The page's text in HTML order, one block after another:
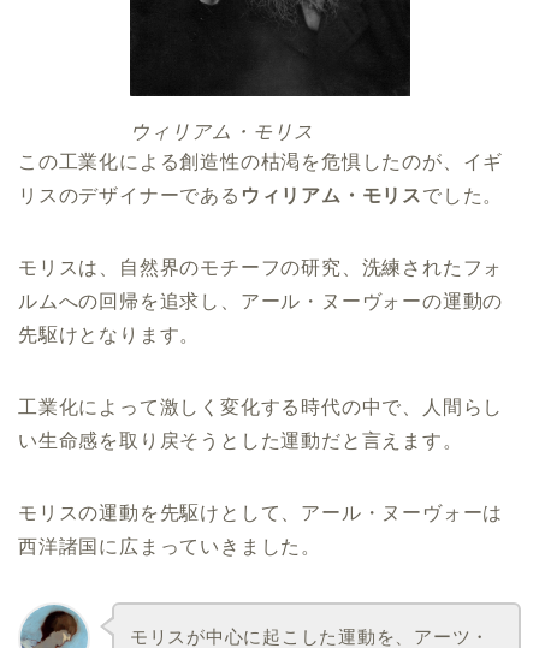
ウィリアム・モリス
この工業化による創造性の枯渇を危惧したのが、イギ
リスのデザイナーである ウィリアム・モリスでした。
モリスは、自然界のモチーフの研究、洗練されたフォ
ルムへの回帰を追求し、アール・ヌーヴォーの運動の
先駆けとなります。
工業化によって激しく変化する時代の中で、人間らし
い生命感を取り戻そうとした運動だと言えます。
モリスの運動を先駆けとして、アール・ヌーヴォーは
西洋諸国に広まっていきました。
モリスが中心に起こした運動を、アーツ・